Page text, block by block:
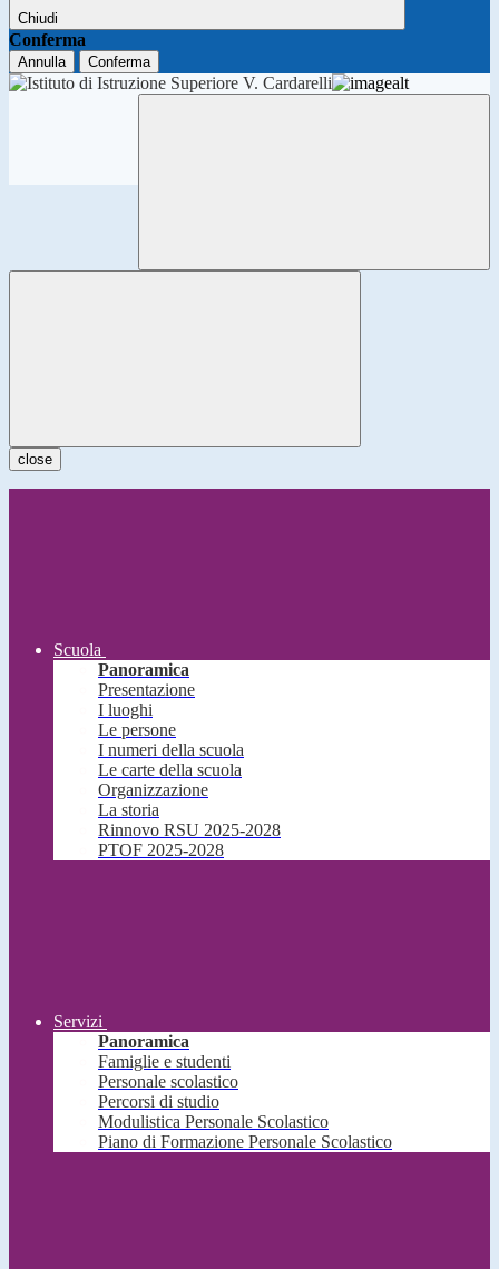
Chiudi
Conferma
Annulla Conferma
close
Scuola
Panoramica
Presentazione
I luoghi
Le persone
I numeri della scuola
Le carte della scuola
Organizzazione
La storia
Rinnovo RSU 2025-2028
PTOF 2025-2028
Servizi
Panoramica
Famiglie e studenti
Personale scolastico
Percorsi di studio
Modulistica Personale Scolastico
Piano di Formazione Personale Scolastico